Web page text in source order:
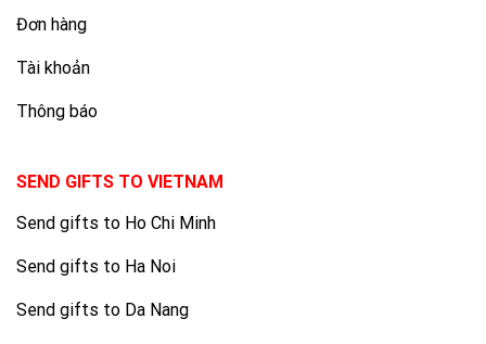
Đơn hàng
Tài khoản
Thông báo
SEND GIFTS TO VIETNAM
Send gifts to Ho Chi Minh
Send gifts to Ha Noi
Send gifts to Da Nang